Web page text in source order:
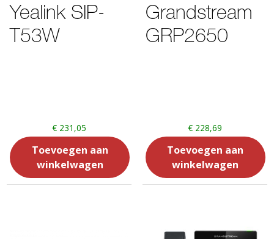
Yealink SIP-
T53W
€ 231,05
Toevoegen aan
winkelwagen
Grandstream
GRP2650
€228,69
Toevoegen aan
winkelwagen